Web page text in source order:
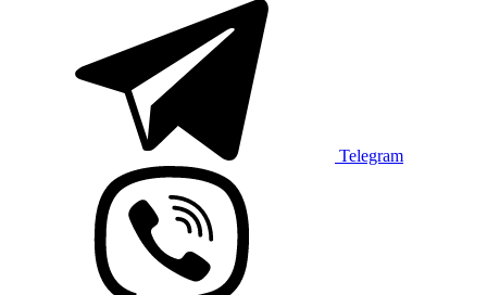
Telegram